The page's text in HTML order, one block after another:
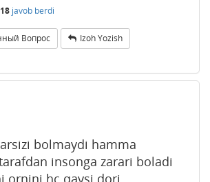
javob berdi
Вопрос Izoh Yozish
bolmaydi hamma
insonga zarari boladi
ornini hc qaysi dori